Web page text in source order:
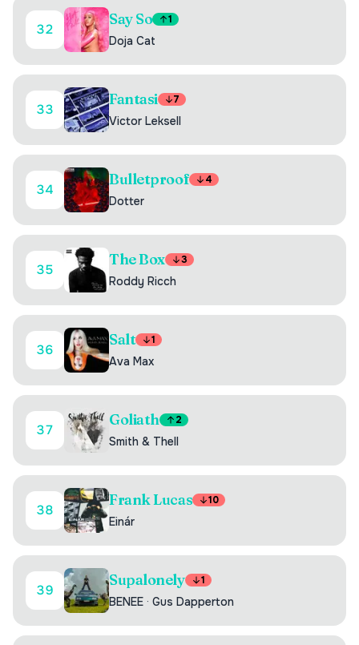
32
Say So 1
Doja Cat
33
Fantasi 7
Victor Leksell
34
Bulletproof 4
Dotter
35
The Box 3
Roddy Ricch
36
Salt 1
Ava Max
37
Goliath 2
Smith & Thell
38
Frank Lucas 10
Einár
39
Supalonely 1
BENEE · Gus Dapperton